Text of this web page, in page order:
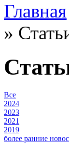
Главная
»
Все
2024
2023
2021
2019
более ранние